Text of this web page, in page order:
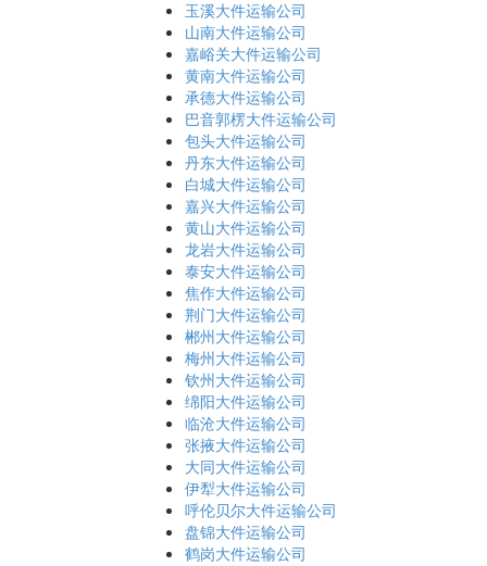
玉溪大件运输公司
山南大件运输公司
嘉峪关大件运输公司
黄南大件运输公司
承德大件运输公司
巴音郭楞大件运输公司
包头大件运输公司
丹东大件运输公司
白城大件运输公司
嘉兴大件运输公司
黄山大件运输公司
龙岩大件运输公司
泰安大件运输公司
焦作大件运输公司
荆门大件运输公司
郴州大件运输公司
梅州大件运输公司
钦州大件运输公司
绵阳大件运输公司
临沧大件运输公司
张掖大件运输公司
大同大件运输公司
伊犁大件运输公司
呼伦贝尔大件运输公司
盘锦大件运输公司
鹤岗大件运输公司